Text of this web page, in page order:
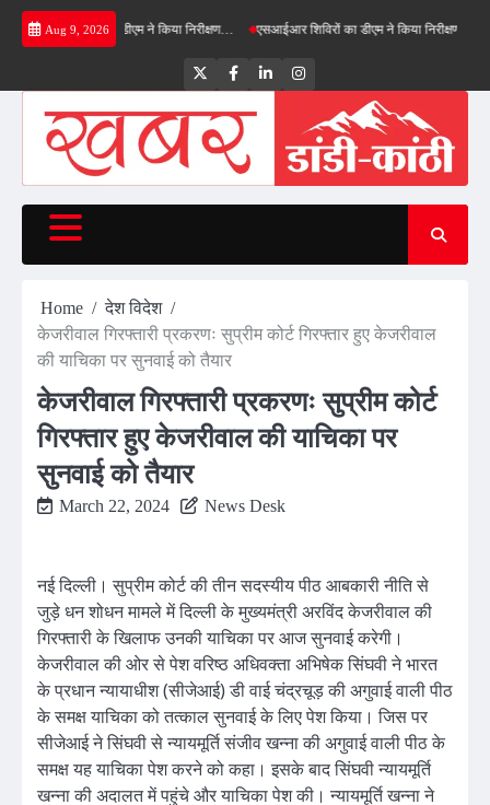
Skip
Aug 9, 2026
बाईपास का डीएम ने किया निरीक्षण… एसआईआर शिविरों का डीएम ने किया निरीक्षण, बोले—कोई
TwitterFacebookLinkedInInstagram
Home
देश विदेश
केजरीवाल गिरफ्तारी प्रकरणः सुप्रीम कोर्ट गिरफ्तार हुए केजरीवाल
की याचिका पर सुनवाई को तैयार
केजरीवाल गिरफ्तारी प्रकरणः सुप्रीम कोर्ट
गिरफ्तार हुए केजरीवाल की याचिका पर
सुनवाई को तैयार
March 22, 2024 News Desk
नई दिल्ली। सुप्रीम कोर्ट की तीन सदस्यीय पीठ आबकारी नीति से
जुड़े धन शोधन मामले में दिल्ली के मुख्यमंत्री अरविंद केजरीवाल की
गिरफ्तारी के खिलाफ उनकी याचिका पर आज सुनवाई करेगी।
केजरीवाल की ओर से पेश वरिष्ठ अधिवक्ता अभिषेक सिंघवी ने भारत
के प्रधान न्यायाधीश (सीजेआई) डी वाई चंद्रचूड़ की अगुवाई वाली पीठ
के समक्ष याचिका को तत्काल सुनवाई के लिए पेश किया। जिस पर
सीजेआई ने सिंघवी से न्यायमूर्ति संजीव खन्ना की अगुवाई वाली पीठ के
समक्ष यह याचिका पेश करने को कहा। इसके बाद सिंघवी न्यायमूर्ति
खन्ना की अदालत में पहुंचे और याचिका पेश की। न्यायमूर्ति खन्ना ने